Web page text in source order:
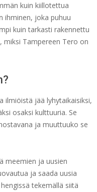
kuin kiillotettua
ihminen, joka puhuu
kuin tarkasti rakennettu
miksi Tampereen Tero on
ilmiöistä jää lyhytaikaisiksi,
osaksi kulttuuria. Se
ja muuttuuko se
meemien ja uusien
ja saada uusia
tekemällä siitä